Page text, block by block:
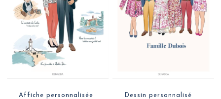
Affiche personnalisée
Dessin personnalisé